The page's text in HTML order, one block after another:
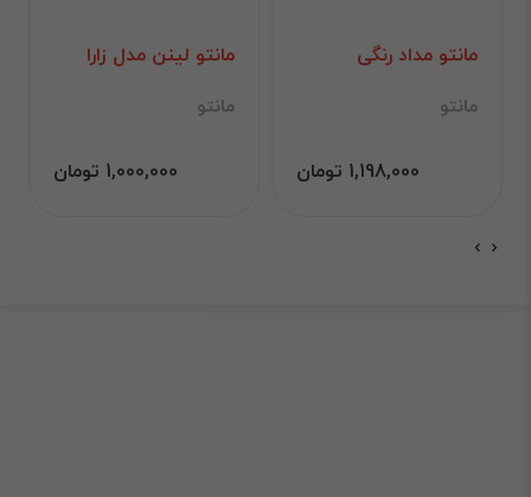
مانتو مداد رنگی
مانتو
1,198,000 تومان
مانتو لینن مدل زارا
مانتو
1,000,000 تومان